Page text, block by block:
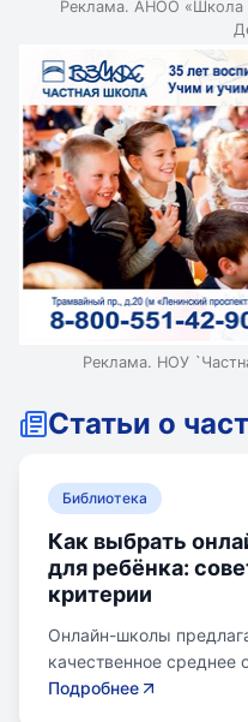
Реклама. АНОО «Школа
Реклама. НОУ
Статьи о
Библиотека
Как выбрать
для ребёнка:
критерии
Онлайн-школы
качественное среднее
без привязки к району.
Подробнее